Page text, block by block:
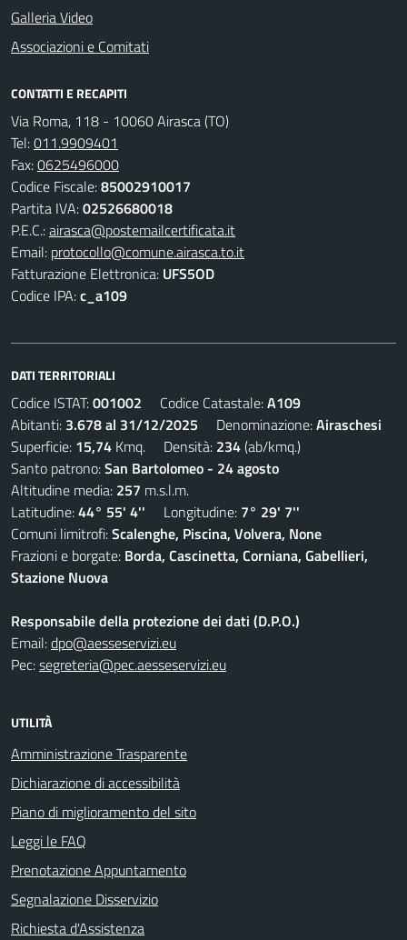
Galleria Video
Associazioni e Comitati
CONTATTI E RECAPITI
Via Roma, 118 - 10060 Airasca (TO)
Tel:011.9909401
Fax:0625496000
Codice Fiscale:85002910017
Partita IVA:02526680018
P.E.C.:airasca@postemailcertificata.it
Email: protocollo@comune.airasca.to.it
Fatturazione Elettronica: UFS5OD
Codice IPA:c_a109
DATI TERRITORIALI
Codice ISTAT:001002 Codice Catastale:A109
Abitanti: 3.678 al 31/12/2025 Denominazione:Airaschesi
Superficie: 15,74 Kmq. Densità: 234(ab/kmq.)
Santo patrono:San Bartolomeo - 24 agosto
Altitudine media: 257 m.s.l.m.
Latitudine:44° 55' 4'' Longitudine: 7° 29' 7''
Comuni limitrofi:Scalenghe, Piscina, Volvera, None
Frazioni e borgate: Borda, Cascinetta, Corniana, Gabellieri,
Stazione Nuova
Responsabile della protezione dei dati (D.P.O.)
Email:dpo@aesseservizi.eu
Pec:segreteria@pec.aesseservizi.eu
UTILITÀ
Amministrazione Trasparente
Dichiarazione di accessibilità
Piano di miglioramento del sito
Leggi le FAQ
Prenotazione Appuntamento
Segnalazione Disservizio
Richiesta d'Assistenza